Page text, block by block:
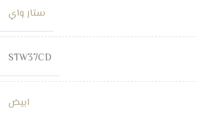
ستار واي
STW37CD
ابيض